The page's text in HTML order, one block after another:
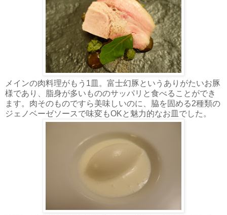
メインの肉料理がもう1皿。富士幻豚というありがたいお豚
様であり、脂身が多いもののサッパリと食べることができ
ます。肉そのものですら美味しいのに、脇を固める2種類の
ジェノベーゼソースで味変もOKと魅力的なお皿でした。